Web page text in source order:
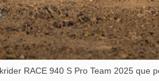
RACE 940 S Pro Team 2025 que